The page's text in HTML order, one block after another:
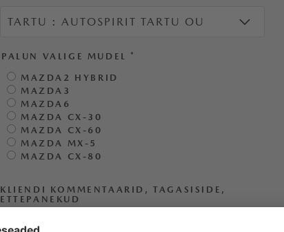
PALUN VALIGE MUDEL *
MAZDA2 HYBRID
MAZDA3
MAZDA6
MAZDA CX-30
MAZDA CX-60
MAZDA MX-5
MAZDA CX-80
KLIENDI KOMMENTAARID, TAGASISIDE,
ETTEPANEKUD